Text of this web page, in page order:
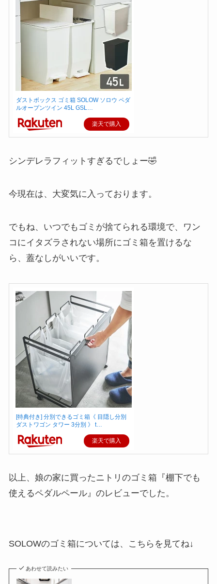
ダストボックス ゴミ箱 SOLOW ソロウ ペダ
ルオープンツイン 45L GSL…
楽天で購入
シンデレラフィットすぎるでしょー🤣
今現在は、大変気に入っております。
でもね、いつでもゴミが捨てられる環境で、ワン
コにイタズラされない場所にゴミ箱を置けるな
ら、蓋なしがいいです。
[特典付き] 分別できるゴミ箱《 目隠し分別
ダストワゴン タワー 3分別 》 t…
楽天で購入
以上、娘の家に買ったニトリのゴミ箱『棚下でも
使えるペダルペール』のレビューでした。
SOLOWのゴミ箱については、こちらを見てね↓
あわせて読みたい